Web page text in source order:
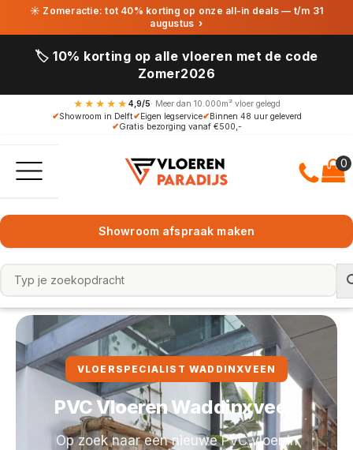
☀ Zomeractie: tot 40% korting op onze all-in deals — t/m 31
augustus ›
🏷️ 10% korting op alle vloeren met de code
Zomer2026
★★★★★ 4,9/5· Meer dan 10.000m² vloer gelegd
✔Showroom in Delft✔Eigen legservice✔Binnen 48 uur geleverd
✔Gratis bezorging vanaf €500,-
Showroom afspraak maken
VLOERSPECIALIST WADDINXVEEN
PVC Vloeren Waddinxveen
Op zoek naar een nieuwe PVC vloer in